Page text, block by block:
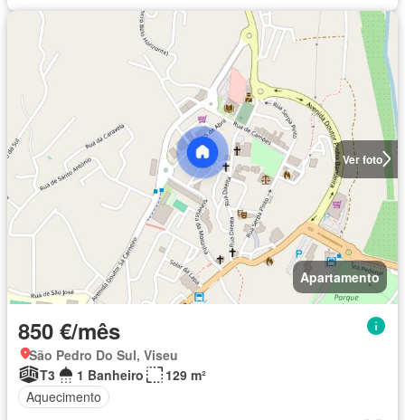
Ver foto
Apartamento
850 €/mês
São Pedro Do Sul, Viseu
T3
1 Banheiro
129 m²
Aquecimento